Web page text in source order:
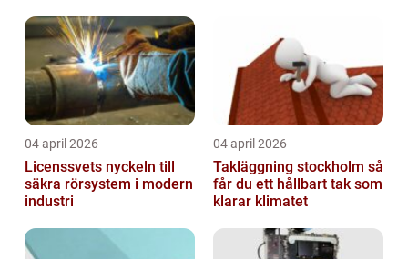
04 april 2026
Licenssvets nyckeln till
säkra rörsystem i modern
industri
04 april 2026
Takläggning stockholm så
får du ett hållbart tak som
klarar klimatet